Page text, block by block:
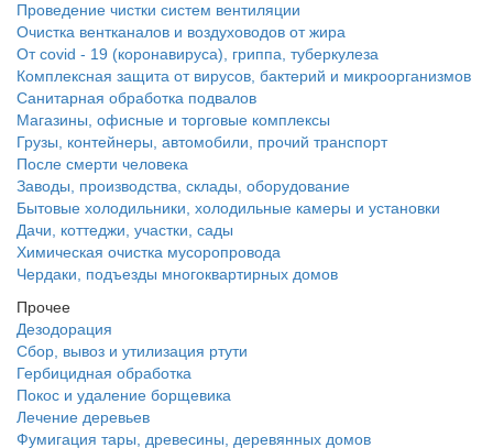
Проведение чистки систем вентиляции
Очистка вентканалов и воздуховодов от жира
От covid - 19 (коронавируса), гриппа, туберкулеза
Комплексная защита от вирусов, бактерий и микроорганизмов
Санитарная обработка подвалов
Магазины, офисные и торговые комплексы
Грузы, контейнеры, автомобили, прочий транспорт
После смерти человека
Заводы, производства, склады, оборудование
Бытовые холодильники, холодильные камеры и установки
Дачи, коттеджи, участки, сады
Химическая очистка мусоропровода
Чердаки, подъезды многоквартирных домов
Прочее
Дезодорация
Сбор, вывоз и утилизация ртути
Гербицидная обработка
Покос и удаление борщевика
Лечение деревьев
Фумигация тары, древесины, деревянных домов